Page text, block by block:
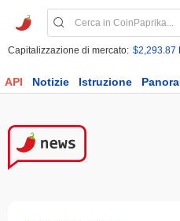
Capitalizzazione di mercato: $2,293.87
API Notizie Istruzione